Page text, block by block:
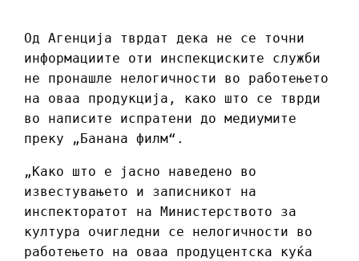
Од Агенција тврдат дека не се точни
информациите оти инспекциските служби
не пронашле нелогичности во работењето
на оваа продукција, како што се тврди
во написите испратени до медиумите
преку „Банана филм“.
„Како што е јасно наведено во
известувањето и записникот на
инспекторатот на Министерството за
култура очигледни се нелогичности во
работењето на оваа продуцентска куќа